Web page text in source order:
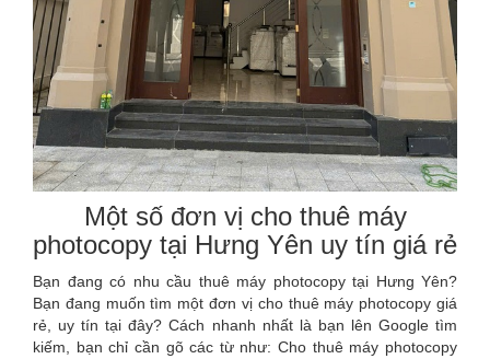
Một số đơn vị cho thuê máy
photocopy tại Hưng Yên uy tín giá rẻ
Bạn đang có nhu cầu thuê máy photocopy tại Hưng Yên?
Bạn đang muốn tìm một đơn vị cho thuê máy photocopy giá
rẻ, uy tín tại đây? Cách nhanh nhất là bạn lên Google tìm
kiếm, bạn chỉ cần gõ các từ như: Cho thuê máy photocopy